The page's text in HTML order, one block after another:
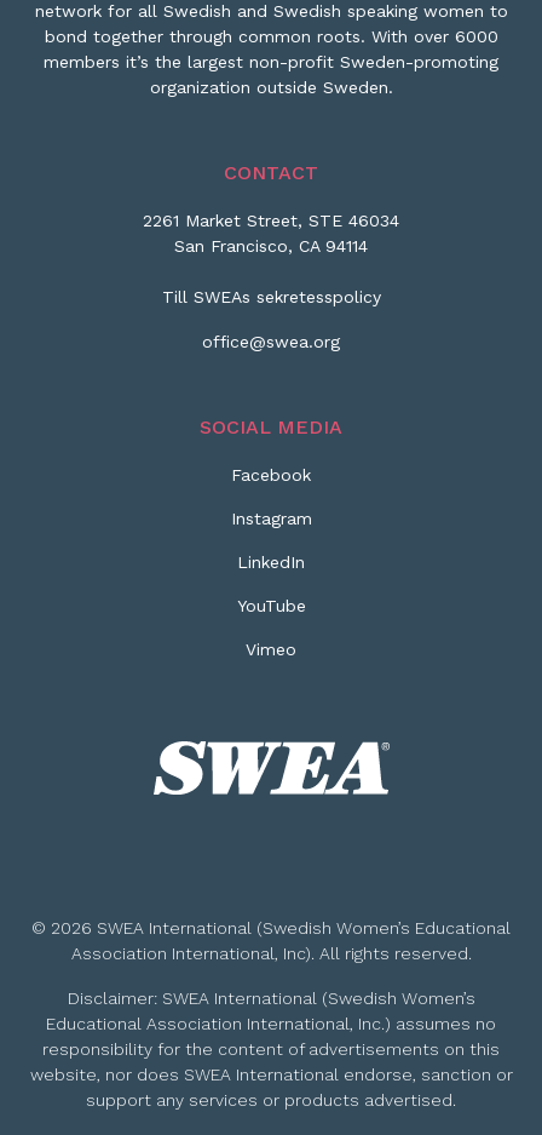
network for all Swedish and Swedish speaking women to
bond together through common roots. With over 6000
members it’s the largest non-profit Sweden-promoting
organization outside Sweden.
CONTACT
2261 Market Street, STE 46034
San Francisco, CA 94114
Till SWEAs sekretesspolicy
office@swea.org
SOCIAL MEDIA
Facebook
Instagram
LinkedIn
YouTube
Vimeo
© 2026 SWEA International (Swedish Women’s Educational
Association International, Inc). All rights reserved.
Disclaimer: SWEA International (Swedish Women’s
Educational Association International, Inc.) assumes no
responsibility for the content of advertisements on this
website, nor does SWEA International endorse, sanction or
support any services or products advertised.